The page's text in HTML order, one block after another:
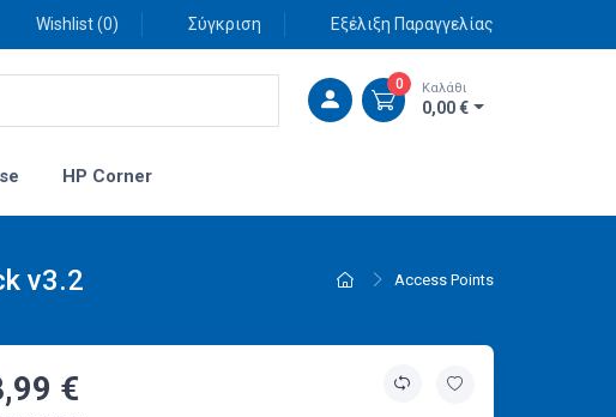
Wishlist (0) Σύγκριση Εξέλιξη Παραγγελίας
0 Καλάθι
0,00 €
HP Corner
Access Points
v3.2
€